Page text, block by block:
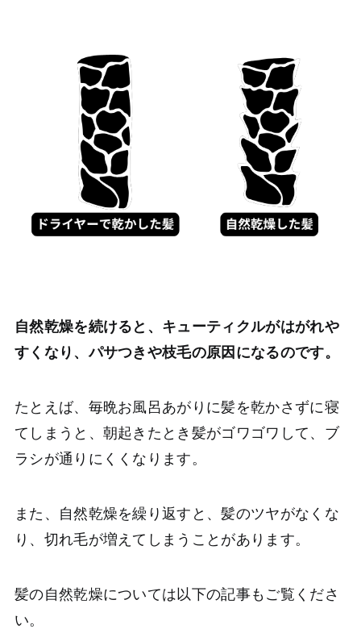
自然乾燥を続けると、キューティクルがはがれや
すくなり、パサつきや枝毛の原因になるのです。
たとえば、毎晩お風呂あがりに髪を乾かさずに寝
てしまうと、朝起きたとき髪がゴワゴワして、ブ
ラシが通りにくくなります。
また、自然乾燥を繰り返すと、髪のツヤがなくな
り、切れ毛が増えてしまうことがあります。
髪の自然乾燥については以下の記事もご覧くださ
い。